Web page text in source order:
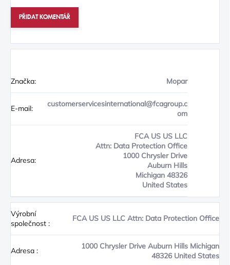
PŘIDAT KOMENTÁŘ
Značka: Mopar
E-mail:
customerservicesinternational@fcagroup.c
om
Adresa:
FCA US US LLC
Attn: Data Protection Office
1000 Chrysler Drive
Auburn Hills
Michigan 48326
United States
Výrobní
společnost :
FCA US US LLC Attn: Data Protection Office
Adresa :
1000 Chrysler Drive Auburn Hills Michigan
48326 United States